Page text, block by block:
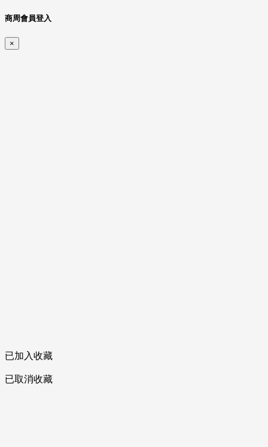
商周會員登入
×
已加入收藏
已取消收藏